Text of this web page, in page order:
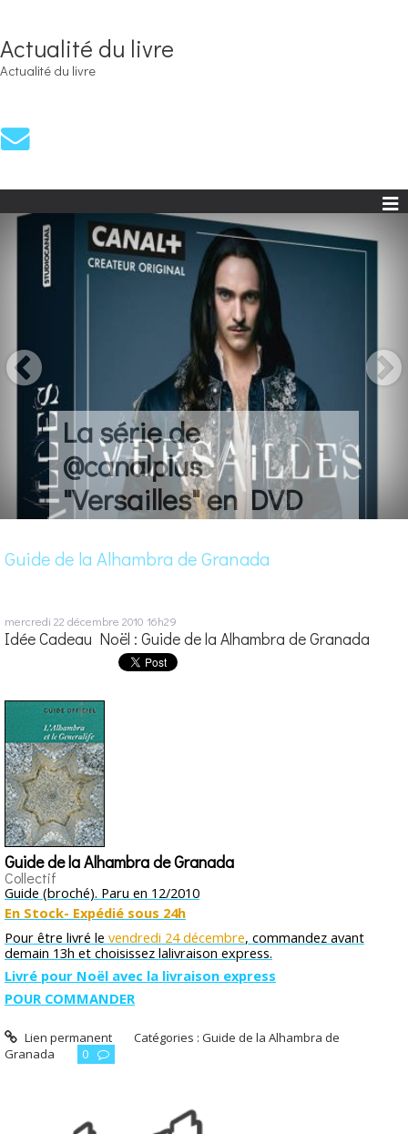
Actualité du livre
Actualité du livre
La série de
@canalplus
"Versailles" en DVD
Guide de la Alhambra de Granada
mercredi 22 décembre 2010 16h29
Idée Cadeau Noël : Guide de la Alhambra de Granada
Guide de la Alhambra de Granada
Collectif
Guide (broché). Paru en 12/2010
En Stock- Expédié sous 24h
Pour être livré le vendredi 24 décembre, commandez avant
demain 13h et choisissez lalivraison express.
Livré pour Noël avec la livraison express
POUR COMMANDER
Lien permanent Catégories :Guide de la Alhambra de
Granada
0